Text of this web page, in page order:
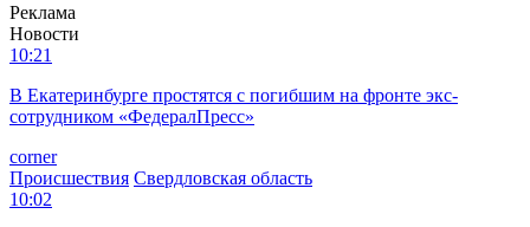
Реклама
Новости
10:21
В Екатеринбурге простятся с погибшим на фронте экс-
сотрудником «ФедералПресс»
corner
Происшествия Свердловская область
10:02